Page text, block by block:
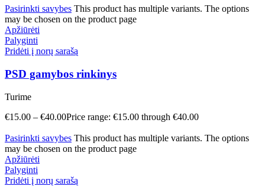
Pasirinkti savybes This product has multiple variants. The options
may be chosen on the product page
Apžiūrėti
Palyginti
Pridėti į norų sarašą
PSD gamybos rinkinys
Turime
€15.00 – €40.00Price range: €15.00 through €40.00
Pasirinkti savybes This product has multiple variants. The options
may be chosen on the product page
Apžiūrėti
Palyginti
Pridėti į norų sarašą